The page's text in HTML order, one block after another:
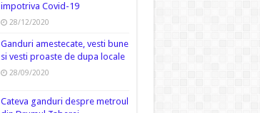
impotriva Covid-19
28/12/2020
Ganduri amestecate, vesti bune
si vesti proaste de dupa locale
28/09/2020
Cateva ganduri despre metroul